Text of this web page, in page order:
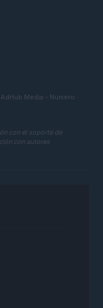
Media - Numero
con el soporte de
con autores